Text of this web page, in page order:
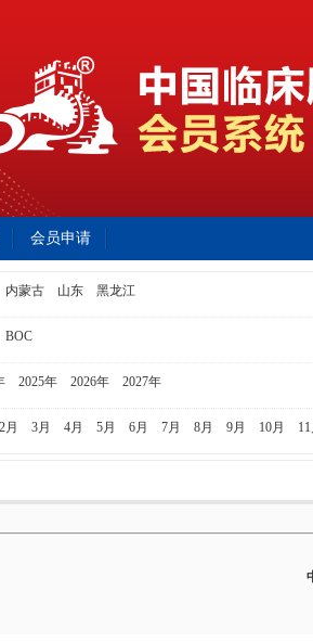
会员申请
内蒙古 山东 黑龙江
BOC
2025年 2026年 2027年
2月 3月 4月 5月 6月 7月 8月 9月 10月